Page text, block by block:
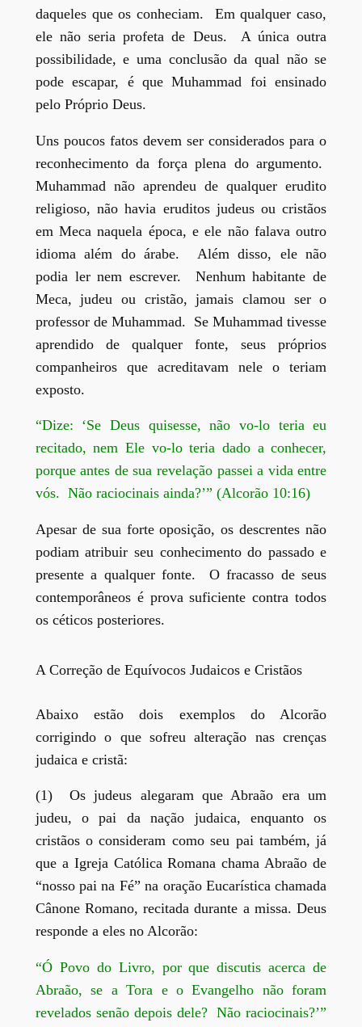
daqueles que os conheciam. Em qualquer caso,
ele não seria profeta de Deus. A única outra
possibilidade, e uma conclusão da qual não se
pode escapar, é que Muhammad foi ensinado
pelo Próprio Deus.
Uns poucos fatos devem ser considerados para o
reconhecimento da força plena do argumento.
Muhammad não aprendeu de qualquer erudito
religioso, não havia eruditos judeus ou cristãos
em Meca naquela época, e ele não falava outro
idioma além do árabe. Além disso, ele não
podia ler nem escrever. Nenhum habitante de
Meca, judeu ou cristão, jamais clamou ser o
professor de Muhammad. Se Muhammad tivesse
aprendido de qualquer fonte, seus próprios
companheiros que acreditavam nele o teriam
exposto.
“Dize: ‘Se Deus quisesse, não vo-lo teria eu
recitado, nem Ele vo-lo teria dado a conhecer,
porque antes de sua revelação passei a vida entre
vós. Não raciocinais ainda?’” (Alcorão 10:16)
Apesar de sua forte oposição, os descrentes não
podiam atribuir seu conhecimento do passado e
presente a qualquer fonte. O fracasso de seus
contemporâneos é prova suficiente contra todos
os céticos posteriores.
A Correção de Equívocos Judaicos e Cristãos
Abaixo estão dois exemplos do Alcorão
corrigindo o que sofreu alteração nas crenças
judaica e cristã:
(1) Os judeus alegaram que Abraão era um
judeu, o pai da nação judaica, enquanto os
cristãos o consideram como seu pai também, já
que a Igreja Católica Romana chama Abraão de
“nosso pai na Fé” na oração Eucarística chamada
Cânone Romano, recitada durante a missa. Deus
responde a eles no Alcorão:
“Ó Povo do Livro, por que discutis acerca de
Abraão, se a Tora e o Evangelho não foram
revelados senão depois dele? Não raciocinais?’”